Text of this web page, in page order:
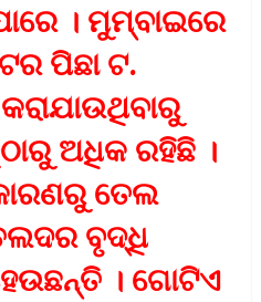
। ମୁମ୍ବାଇରେ
ପିଛା ଟ.
ଅଧିକ ରହିଛି ।
ତେଲ
ବୃଦ୍ଧି
। ଗୋଟିଏ